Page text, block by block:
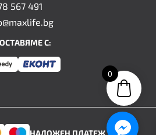
567 491
С:
НАЛОЖЕН ПЛАТЕЖ
0